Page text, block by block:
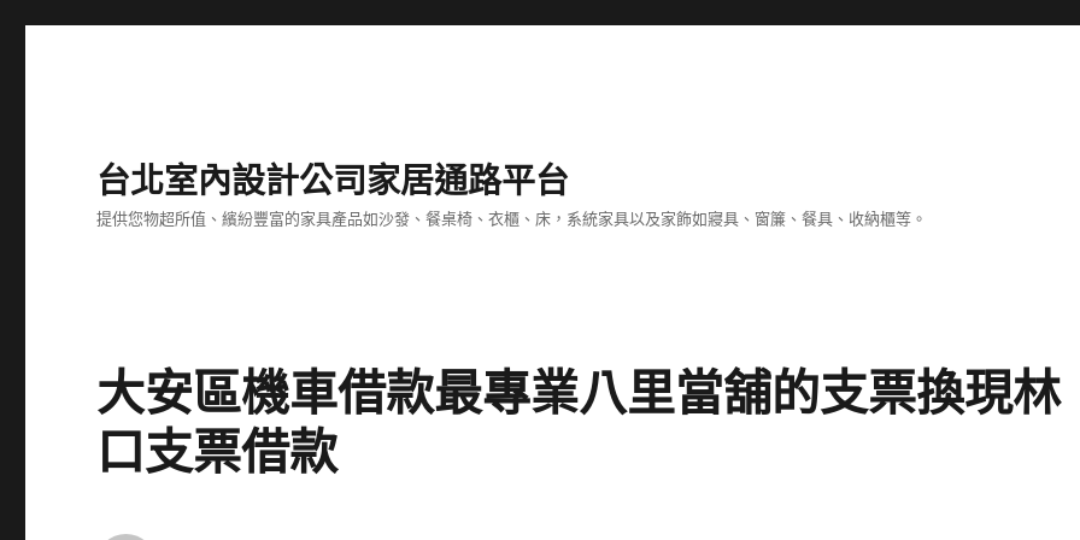
台北室內設計公司家居通路平台
提供您物超所值、繽紛豐富的家具產品如沙發、餐桌椅、衣櫃、床，系統家具以及家飾如寢具、窗簾、餐具、收納櫃等。
大安區機車借款最專業八里當舖的支票換現林
口支票借款